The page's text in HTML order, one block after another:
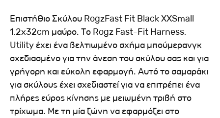
Επιστήθιο Σκύλου RogzFast Fit Black XXSmall
1,2x32cm μαύρο. Το Rogz Fast-Fit Harness,
Utility έχει ένα βελτιωμένο σχήμα μπούμερανγκ
σχεδιασμένο για την άνεση του σκύλου σας και για
γρήγορη και εύκολη εφαρμογή. Αυτό το σαμαράκι
για σκύλους έχει σχεδιαστεί για να επιτρέπει ένα
πλήρες εύρος κίνησης με μειωμένη τριβή στο
τρίχωμα. Με τη μία ζώνη να εφαρμόζει στο